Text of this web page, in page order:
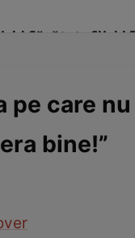
Sănătate Click!
pe care
bine!”